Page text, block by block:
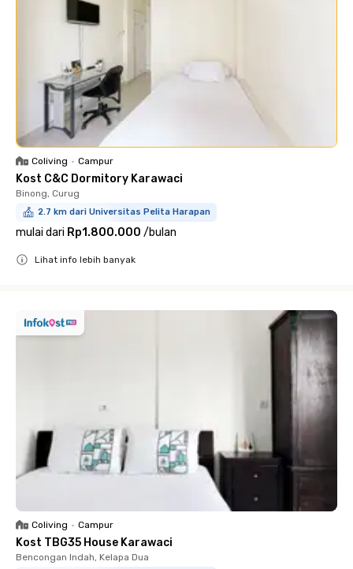
Coliving • Campur
Kost C&C Dormitory Karawaci
Binong, Curug
2.7 km dari Universitas Pelita Harapan
mulai dari Rp1.800.000 /bulan
Lihat info lebih banyak
Coliving • Campur
Kost TBG35 House Karawaci
Bencongan Indah, Kelapa Dua